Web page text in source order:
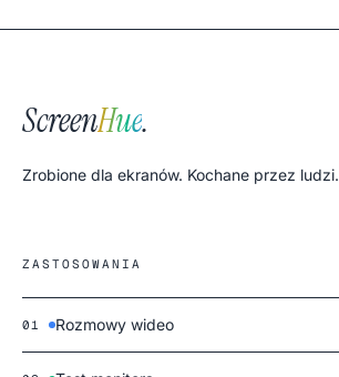
ScreenHue.
Zrobione dla ekranów. Kochane przez ludzi.
ZASTOSOWANIA
01 Rozmowy wideo